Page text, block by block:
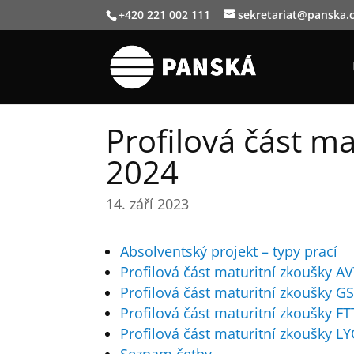
+420 221 002 111
Profilová část
2024
14. září 2023
Absolventský projekt – typy prací
Profilová část maturitní zkoušky
Profilová část maturitní zkoušky
Profilová část maturitní zkoušky
Profilová část maturitní zkoušky